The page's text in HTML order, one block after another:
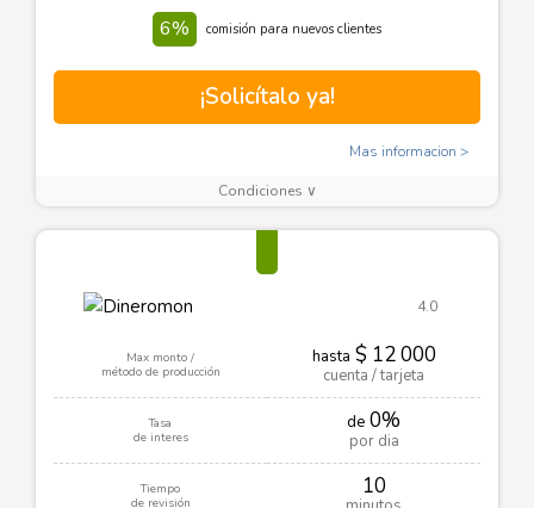
6% comisión para nuevos clientes
¡Solicítalo ya!
Mas informacion
Condiciones ∨
4.0
Max monto /
método de producción
hasta $ 12 000
cuenta / tarjeta
Tasa
de interes
de 0%
por dia
Tiempo
de revisión
10